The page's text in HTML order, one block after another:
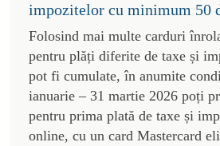
impozitelor cu minimum 50
Folosind mai multe carduri
pentru plăți diferite de taxe și
pot fi cumulate, în anumite
ianuarie – 31 martie 2026 poți
pentru prima plată de taxe și
online, cu un card Mastercard